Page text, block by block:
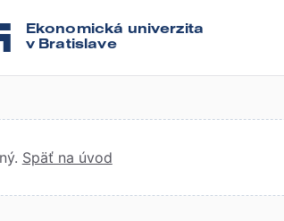
Ekonomická univerzita
v Bratislave
Späť na úvod